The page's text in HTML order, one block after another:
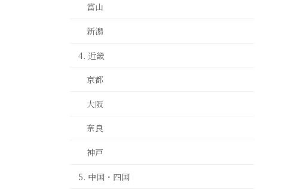
富山
新潟
4. 近畿
京都
大阪
奈良
神戸
5. 中国・四国